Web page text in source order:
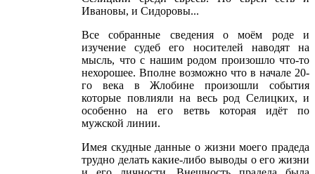
Ивановы, и Сидоровы...
Все собранные сведения о моём роде и
изучение судеб его носителей наводят на
мысль, что с нашим родом произошло что-то
нехорошее. Вполне возможно что в начале 20-
го века в Жлобине произошли события
которые повлияли на весь род Селицких, и
особенно на его ветвь которая идёт по
мужской линии.
Имея скудные данные о жизни моего прадеда
трудно делать какие-либо выводы о его жизни